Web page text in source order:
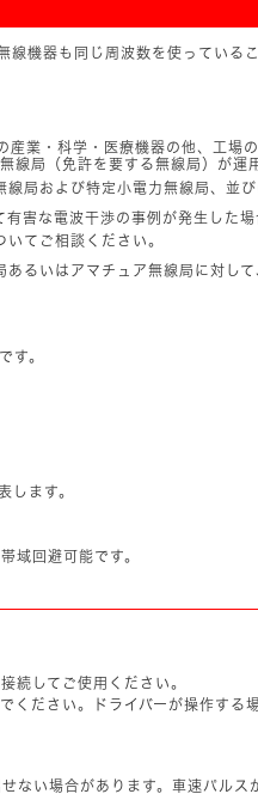
機器も同じ周波数を使っている
業・科学・医療機器の他、工場
線局（免許を要する無線局）が運
局および特定小電力無線局、並
害な電波干渉の事例が発生した
てご相談ください。
るいはアマチュア無線局に対し
す。
します。
域回避可能です。
続してご使用ください。
ださい。ドライバーが操作す
い場合があります。車速パル